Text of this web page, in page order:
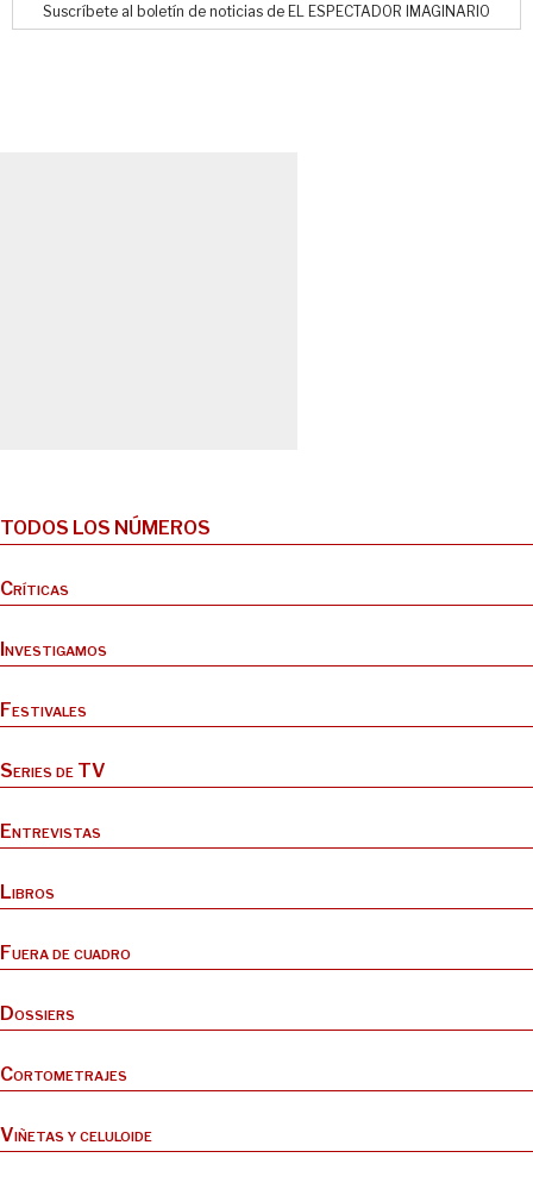
Suscríbete al boletín de noticias de EL ESPECTADOR IMAGINARIO
TODOS LOS NÚMEROS
Críticas
Investigamos
Festivales
Series de TV
Entrevistas
Libros
Fuera de cuadro
Dossiers
Cortometrajes
Viñetas y celuloide